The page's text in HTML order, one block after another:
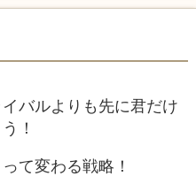
バルよりも先に君だけ
！
て変わる戦略！